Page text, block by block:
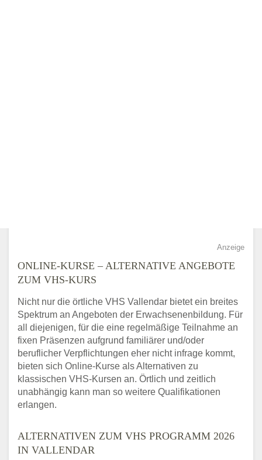
Anzeige
ONLINE-KURSE – ALTERNATIVE ANGEBOTE
ZUM VHS-KURS
Nicht nur die örtliche VHS Vallendar bietet ein breites
Spektrum an Angeboten der Erwachsenenbildung. Für
all diejenigen, für die eine regelmäßige Teilnahme an
fixen Präsenzen aufgrund familiärer und/oder
beruflicher Verpflichtungen eher nicht infrage kommt,
bieten sich Online-Kurse als Alternativen zu
klassischen VHS-Kursen an. Örtlich und zeitlich
unabhängig kann man so weitere Qualifikationen
erlangen.
ALTERNATIVEN ZUM VHS PROGRAMM 2026
IN VALLENDAR